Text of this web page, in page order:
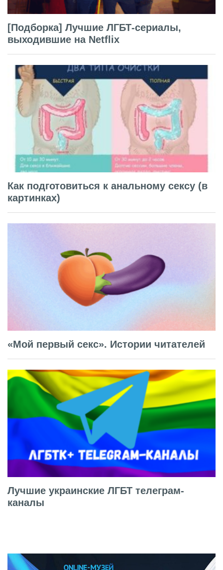
[Подборка] Лучшие ЛГБТ-сериалы,
выходившие на Netflix
Как подготовиться к анальному сексу (в
картинках)
«Мой первый секс». Истории читателей
Лучшие украинские ЛГБТ телеграм-
каналы